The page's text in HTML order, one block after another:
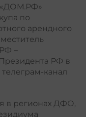
«ДОМ.РФ»
по
арендного
–
РФ в
канал
в регионах ДФО,